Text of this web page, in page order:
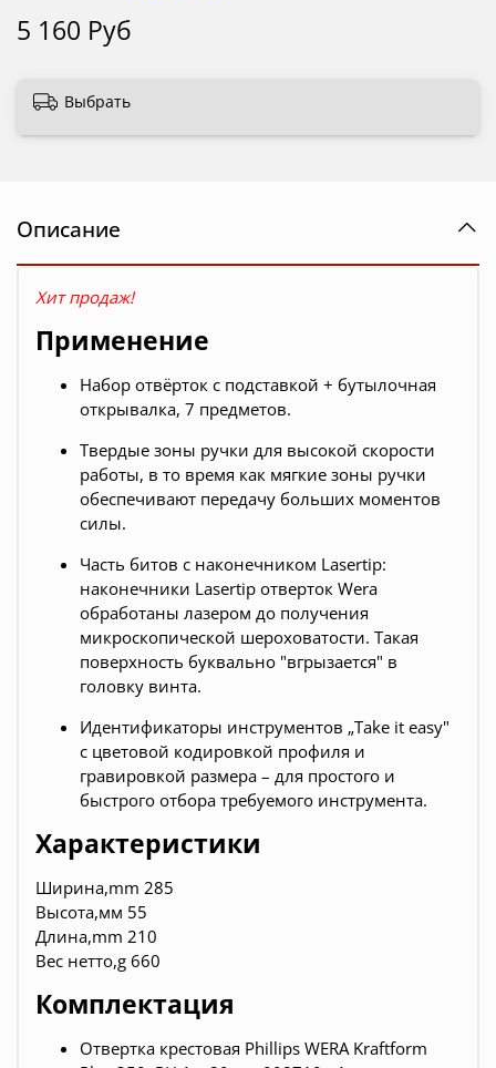
5 160 Руб
Выбрать
Описание
Хит продаж!
Применение
Набор отвёрток с подставкой + бутылочная
открывалка, 7 предметов.
Твердые зоны ручки для высокой скорости
работы, в то время как мягкие зоны ручки
обеспечивают передачу больших моментов
силы.
Часть битов с наконечником Lasertip:
наконечники Lasertip отверток Wera
обработаны лазером до получения
микроскопической шероховатости. Такая
поверхность буквально "вгрызается" в
головку винта.
Идентификаторы инструментов „Take it easy"
с цветовой кодировкой профиля и
гравировкой размера – для простого и
быстрого отбора требуемого инструмента.
Характеристики
Ширина,mm 285
Высота,мм 55
Длина,mm 210
Вес нетто,g 660
Комплектация
Отвертка крестовая Phillips WERA Kraftform